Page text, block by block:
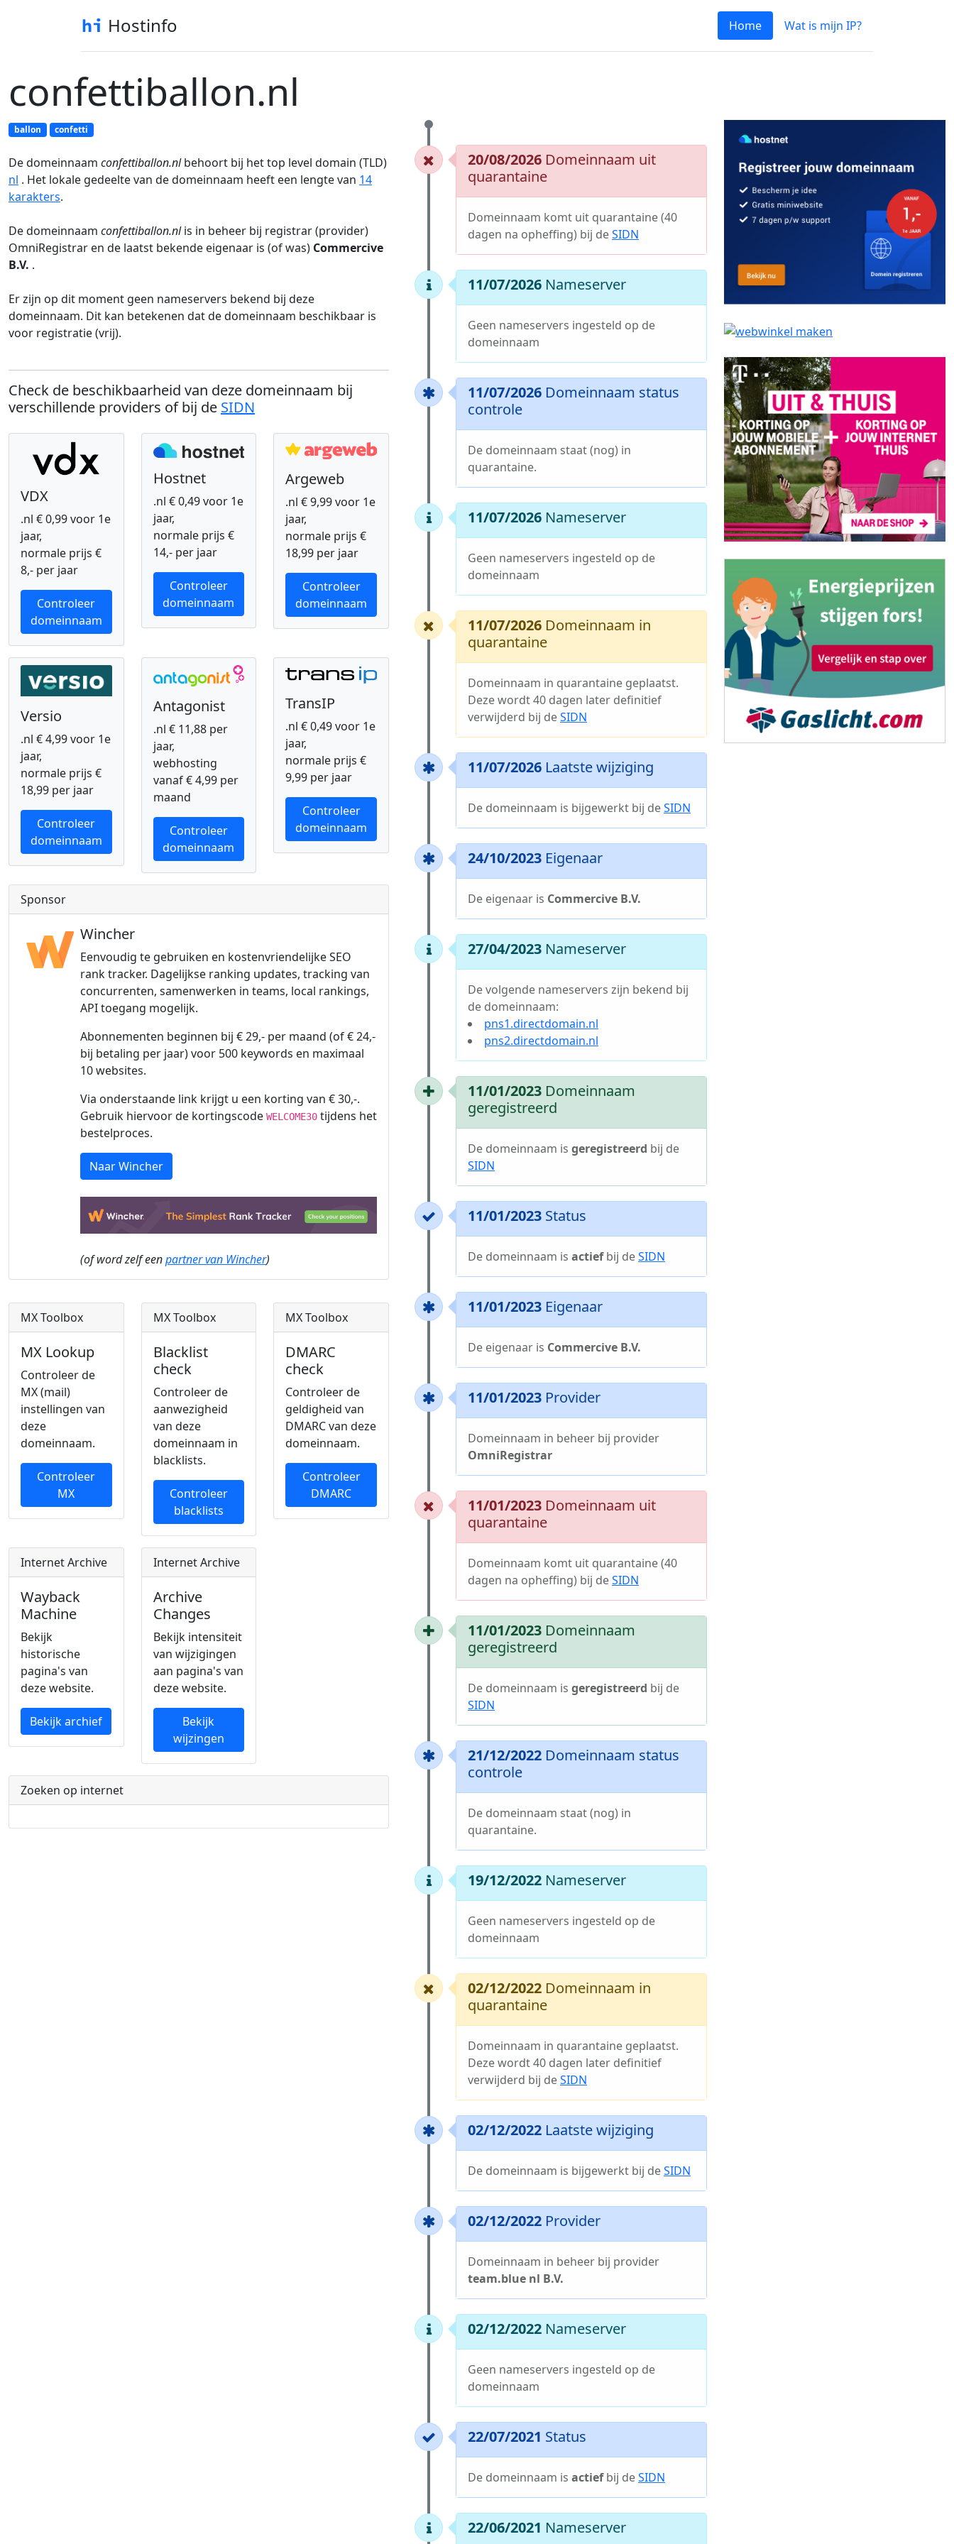
Hostinfo Home Wat is mijn IP?
confettiballon.nl
ballon confetti
De domeinnaam confettiballon.nlbehoort bij het top level domain (TLD)
nl . Het lokale gedeelte van de domeinnaam heeft een lengte van 14
karakters.
De domeinnaam confettiballon.nlis in beheer bij registrar (provider)
OmniRegistrar en de laatst bekende eigenaar is (of was) Commercive
B.V. .
Er zijn op dit moment geen nameservers bekend bij deze
domeinnaam. Dit kan betekenen dat de domeinnaam beschikbaar is
voor registratie (vrij).
Check de beschikbaarheid van deze domeinnaam bij
verschillende providers of bij de SIDN
VDX
.nl € 0,99 voor 1e
jaar,
normale prijs €
8,- per jaar
Controleer
domeinnaam
Hostnet
.nl € 0,49 voor 1e
jaar,
normale prijs €
14,- per jaar
Controleer
domeinnaam
Argeweb
.nl € 9,99 voor 1e
jaar,
normale prijs €
18,99 per jaar
Controleer
domeinnaam
Versio
.nl € 4,99 voor 1e
jaar,
normale prijs €
18,99 per jaar
Controleer
domeinnaam
Antagonist
.nl € 11,88 per
jaar,
webhosting
vanaf € 4,99 per
maand
Controleer
domeinnaam
TransIP
.nl € 0,49 voor 1e
jaar,
normale prijs €
9,99 per jaar
Controleer
domeinnaam
Sponsor
Wincher
Eenvoudig te gebruiken en kostenvriendelijke SEO
rank tracker. Dagelijkse ranking updates, tracking van
concurrenten, samenwerken in teams, local rankings,
API toegang mogelijk.
Abonnementen beginnen bij € 29,- per maand (of € 24,-
bij betaling per jaar) voor 500 keywords en maximaal
10 websites.
Via onderstaande link krijgt u een korting van € 30,-.
Gebruik hiervoor de kortingscode WELCOME30tijdens het
bestelproces.
Naar Wincher
(of word zelf eenpartner van Wincher)
MX Toolbox
MX Lookup
Controleer de
MX (mail)
instellingen van
deze
domeinnaam.
Controleer
MX
MX Toolbox
Blacklist
check
Controleer de
aanwezigheid
van deze
domeinnaam in
blacklists.
Controleer
blacklists
MX Toolbox
DMARC
check
Controleer de
geldigheid van
DMARC van deze
domeinnaam.
Controleer
DMARC
Internet Archive
Wayback
Machine
Bekijk
historische
pagina's van
deze website.
Bekijk archief
Internet Archive
Archive
Changes
Bekijk intensiteit
van wijzigingen
aan pagina's van
deze website.
Bekijk
wijzingen
Zoeken op internet
20/08/2026 Domeinnaam uit
quarantaine
Domeinnaam komt uit quarantaine (40
dagen na opheffing) bij deSIDN
11/07/2026 Nameserver
Geen nameservers ingesteld op de
domeinnaam
11/07/2026 Domeinnaam status
controle
De domeinnaam staat (nog) in
quarantaine.
11/07/2026 Nameserver
Geen nameservers ingesteld op de
domeinnaam
11/07/2026 Domeinnaam in
quarantaine
Domeinnaam in quarantaine geplaatst.
Deze wordt 40 dagen later definitief
verwijderd bij deSIDN
11/07/2026 Laatste wijziging
De domeinnaam is bijgewerkt bij deSIDN
24/10/2023 Eigenaar
De eigenaar is Commercive B.V.
27/04/2023 Nameserver
De volgende nameservers zijn bekend bij
de domeinnaam:
pns1.directdomain.nl
pns2.directdomain.nl
11/01/2023 Domeinnaam
geregistreerd
De domeinnaam is geregistreerd bij de
SIDN
11/01/2023 Status
De domeinnaam is actiefbij deSIDN
11/01/2023 Eigenaar
De eigenaar is Commercive B.V.
11/01/2023 Provider
Domeinnaam in beheer bij provider
OmniRegistrar
11/01/2023 Domeinnaam uit
quarantaine
Domeinnaam komt uit quarantaine (40
dagen na opheffing) bij deSIDN
11/01/2023 Domeinnaam
geregistreerd
De domeinnaam is geregistreerd bij de
SIDN
21/12/2022 Domeinnaam status
controle
De domeinnaam staat (nog) in
quarantaine.
19/12/2022 Nameserver
Geen nameservers ingesteld op de
domeinnaam
02/12/2022 Domeinnaam in
quarantaine
Domeinnaam in quarantaine geplaatst.
Deze wordt 40 dagen later definitief
verwijderd bij deSIDN
02/12/2022 Laatste wijziging
De domeinnaam is bijgewerkt bij deSIDN
02/12/2022 Provider
Domeinnaam in beheer bij provider
team.blue nl B.V.
02/12/2022 Nameserver
Geen nameservers ingesteld op de
domeinnaam
22/07/2021 Status
De domeinnaam is actiefbij deSIDN
22/06/2021 Nameserver